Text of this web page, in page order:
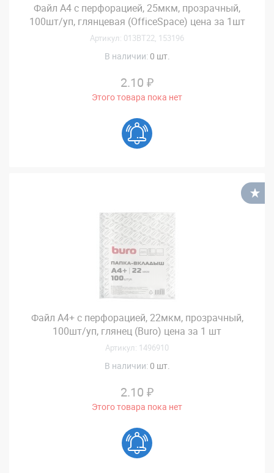
Файл А4 с перфорацией, 25мкм, прозрачный,
100шт/уп, глянцевая (OfficeSpace) цена за 1шт
Артикул: 013ВТ22, 153196
В наличии: 0 шт.
2.10 ₽
Этого товара пока нет
Файл А4+ с перфорацией, 22мкм, прозрачный,
100шт/уп, глянец (Buro) цена за 1 шт
Артикул: 1496910
В наличии: 0 шт.
2.10 ₽
Этого товара пока нет